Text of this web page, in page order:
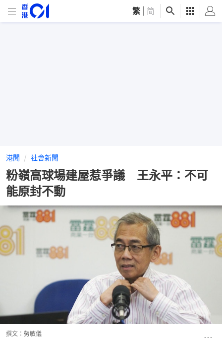
繁 简
港聞 社會新聞
粉嶺高球場建屋惹爭議 王永平：不可
能原封不動
撰文： 勞敏儀